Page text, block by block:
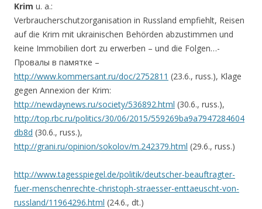
Krim u. a.:
Verbraucherschutzorganisation in Russland empfiehlt, Reisen
auf die Krim mit ukrainischen Behörden abzustimmen und
keine Immobilien dort zu erwerben – und die Folgen…-
Провалы в памятке –
http://www.kommersant.ru/doc/2752811 (23.6., russ.), Klage
gegen Annexion der Krim:
http://newdaynews.ru/society/536892.html (30.6., russ.),
http://top.rbc.ru/politics/30/06/2015/559269ba9a7947284604
db8d (30.6., russ.),
http://grani.ru/opinion/sokolov/m.242379.html (29.6., russ.)
http://www.tagesspiegel.de/politik/deutscher-beauftragter-
fuer-menschenrechte-christoph-straesser-enttaeuscht-von-
russland/11964296.html (24.6., dt.)